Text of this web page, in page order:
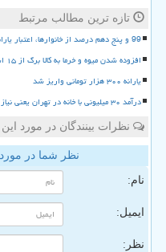
تازه ترین مطالب مرتبط
99 و پنج دهم درصد از خانوارها، اعتبار یارانه زمستان را استفاده کردند
افزوده شدن میوه و خرما به کالا برگ از ۱۵ اسفند
یارانه ۳۰۰ هزار تومانی واریز شد
درآمد ۳۰ میلیونی با خانه در تهران یعنی نیاز به یارانه ندارید
نظرات بینندگان در مورد
نظر شما در
نام:
ایمیل:
نظر: